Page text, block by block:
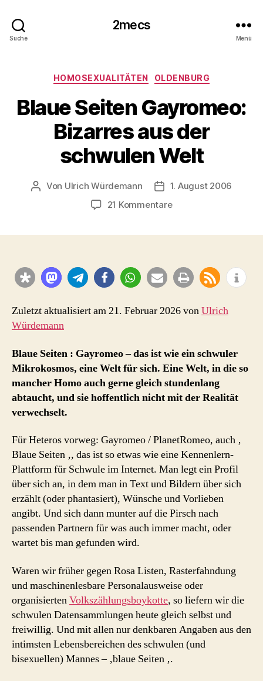
Suche
2mecs
Menü
Kategorien
HOMOSEXUALITÄTEN OLDENBURG
Blaue Seiten Gayromeo:
Bizarres aus der
schwulen Welt
Beitragsautor
Von Ulrich Würdemann Beitragsdatum
1. August 2006
21 Kommentarezu
aus
der
Welt
Zuletzt aktualisiert am 21. Februar 2026 vonUlrich
Würdemann
Blaue Seiten : Gayromeo – das ist wie ein schwuler
Mikrokosmos, eine Welt für sich. Eine Welt, in die so
mancher Homo auch gerne gleich stundenlang
abtaucht, und sie hoffentlich nicht mit der Realität
verwechselt.
Für Heteros vorweg: Gayromeo / PlanetRomeo, auch ‚
Blaue Seiten ‚, das ist so etwas wie eine Kennenlern-
Plattform für Schwule im Internet. Man legt ein Profil
über sich an, in dem man in Text und Bildern über sich
erzählt (oder phantasiert), Wünsche und Vorlieben
angibt. Und sich dann munter auf die Pirsch nach
passenden Partnern für was auch immer macht, oder
wartet bis man gefunden wird.
Waren wir früher gegen Rosa Listen, Rasterfahndung
und maschinenlesbare Personalausweise oder
organisiertenVolkszählungsboykotte, so liefern wir die
schwulen Datensammlungen heute gleich selbst und
freiwillig. Und mit allen nur denkbaren Angaben aus den
intimsten Lebensbereichen des schwulen (und
bisexuellen) Mannes – ‚blaue Seiten ‚.